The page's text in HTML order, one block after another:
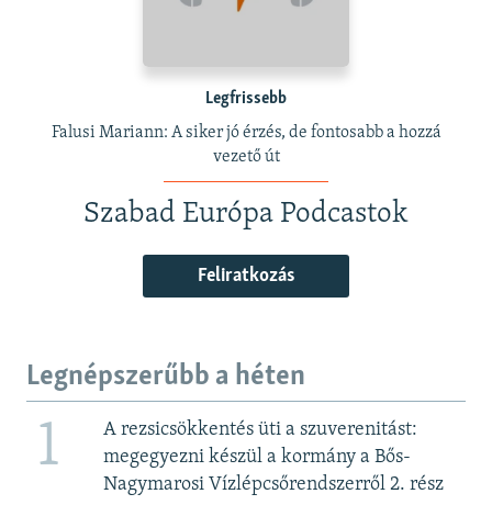
Legfrissebb
Falusi Mariann: A siker jó érzés, de fontosabb a hozzá
vezető út
Szabad Európa Podcastok
Feliratkozás
Legnépszerűbb a héten
1
A rezsicsökkentés üti a szuverenitást:
megegyezni készül a kormány a Bős-
Nagymarosi Vízlépcsőrendszerről 2. rész